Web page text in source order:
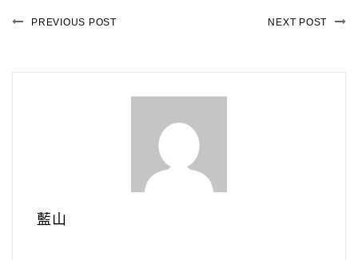
PREVIOUS POST NEXT POST
藍山